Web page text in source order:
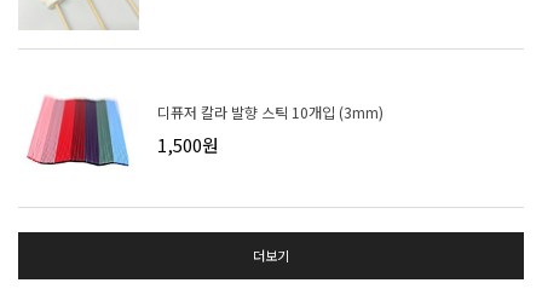
디퓨저 칼라 발향 스틱 10개입 (3mm)
1,500원
더보기